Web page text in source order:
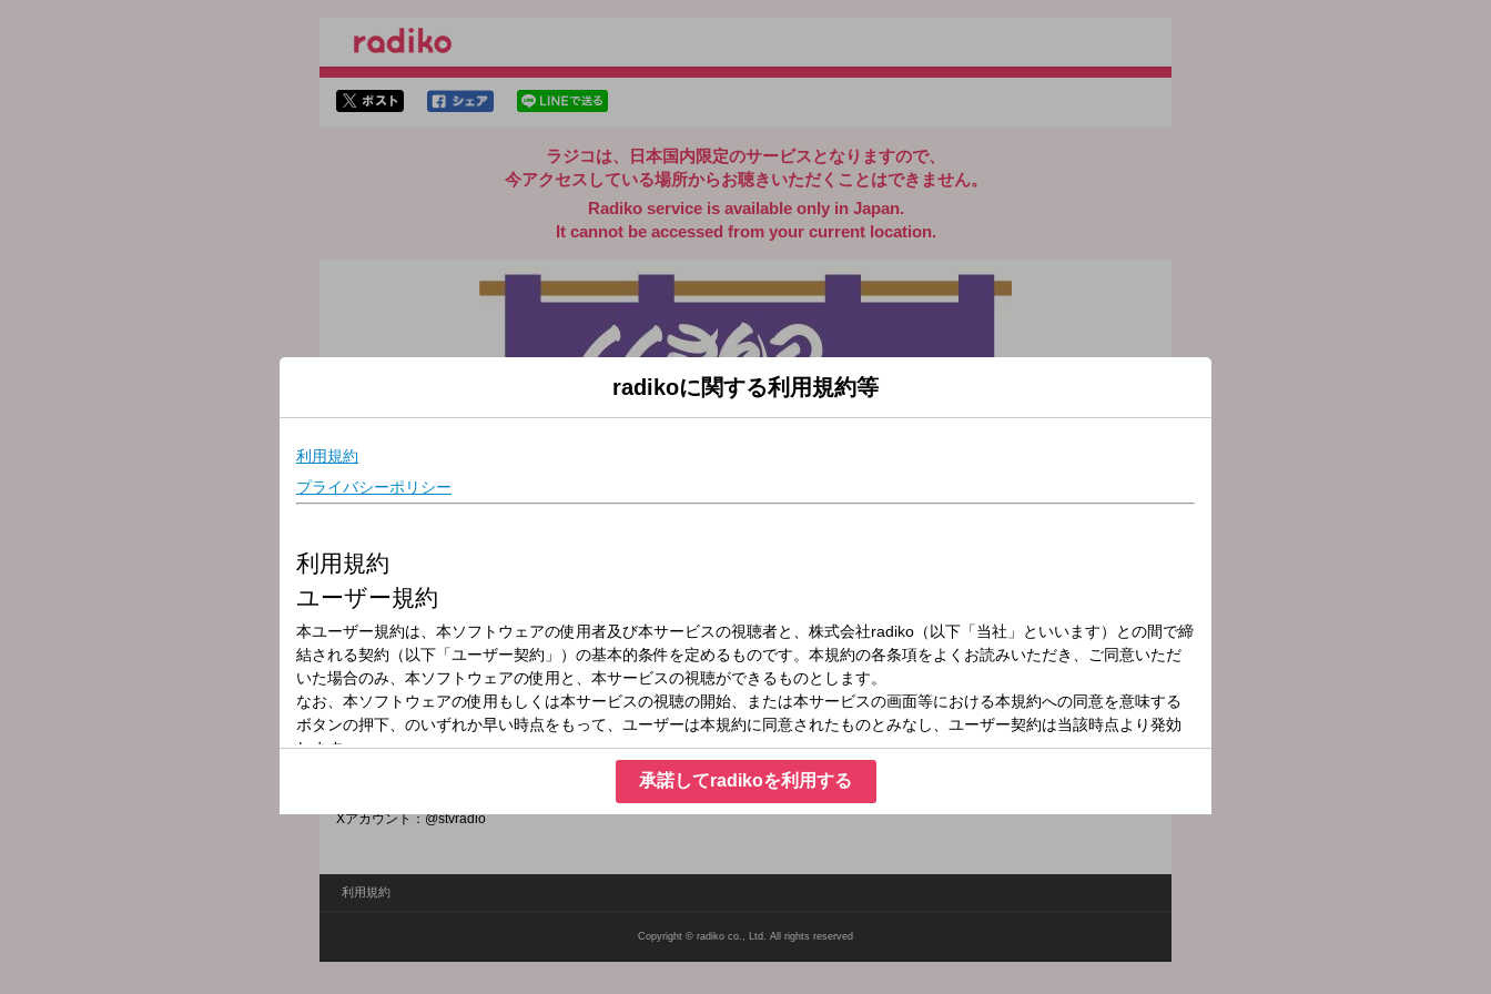
ラジコは、日本国内限定のサービスとなりますので、
今アクセスしている場所からお聴きいただくことはできません。
Radiko service is available only in Japan.
It cannot be accessed from your current location.
放送局
放送時間
2024年9月14日（土）07:30～08:00
番組名
ノノさんの朝ごはん
土曜朝の30分、野々村芳和さんが、STVラジオにレギュラー出演！ 野々村芳和さんと吉川のりおアナウンサーのアラフィフコンビがお送
Xアカウント：@stvradio
利用規約
Copyright © radiko co., Ltd. All rights reserved
radikoに関する利用規約等
承諾してradikoを利用する